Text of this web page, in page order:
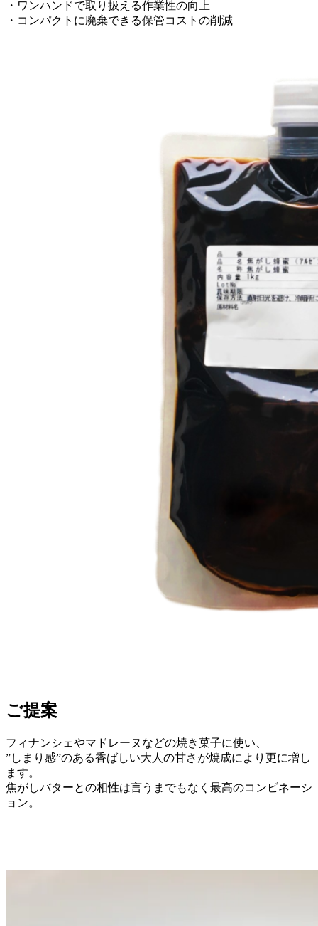
・ワンハンドで取り扱える作業性の向上
・コンパクトに廃棄できる保管コストの削減
ご提案
フィナンシェやマドレーヌなどの焼き菓子に使い、
”しまり感”のある香ばしい大人の甘さが焼成により更に増し
ます。
焦がしバターとの相性は言うまでもなく最高のコンビネーシ
ョン。